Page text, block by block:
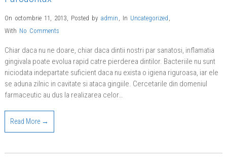
On octombrie 11, 2013, Posted by admin , In Uncategorized ,
With No Comments
Chiar daca nu ne doare, chiar daca dintii nostri par sanatosi, inflamatia
gingivala poate evolua rapid catre pierderea dintilor. Bacteriile nu sunt
niciodata indepartate suficient daca nu exista o igiena riguroasa, iar ele
se aduna zilnic in cavitate si ataca gingiile. Cercetarile din domeniul
farmaceutic au dus la realizarea celor…
Read More →